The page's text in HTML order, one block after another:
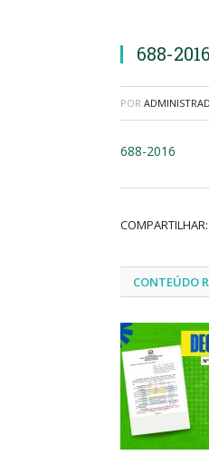
688-2016
POR
688-2016
COMPARTILHAR:
CONTEÚDO